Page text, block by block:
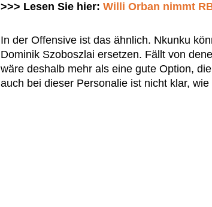
>>> Lesen Sie hier: Willi Orban nimmt
In der Offensive ist das ähnlich. Nkunku
Dominik Szoboszlai ersetzen. Fällt von
wäre deshalb mehr als eine gute Option,
auch bei dieser Personalie ist nicht klar,